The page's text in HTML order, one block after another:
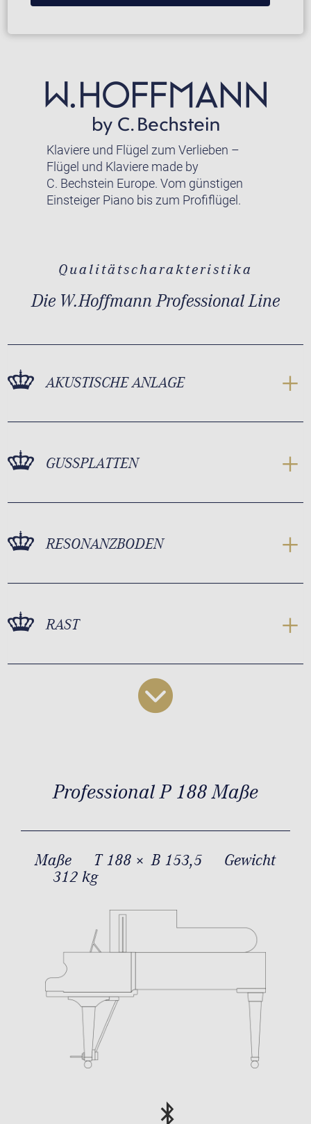
Klaviere und Flügel zum Verlieben –
Flügel und Klaviere made by
C. Bechstein Europe. Vom günstigen
Einsteiger Piano bis zum Profiflügel.
Qualitätscharakteristika
Die W.Hoffmann Professional Line
AKUSTISCHE ANLAGE
GUSSPLATTEN
RESONANZBODEN
RAST
Professional P 188 Maße
Maße T 188 × B 153,5
Gewicht
312 kg